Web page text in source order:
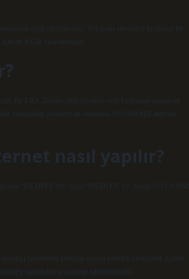
iptal edebilirsiniz. Telekom aboneleri herhangi bir
ek 8 GB ayarlanmıştır.
bir EBA Zoom canlı dersinde veri kullanımı masaüstü
farklılıklar gösterse de ortalama 350-500 MB internet
nasıl yapılır?
“HEDİYE 10” veya “HEDİYE 10” yazıp 5151’e
tarafından kurulan sosyal nitelikli elektronik eğitim
tarafından tasarlanıp işletilmektedir.